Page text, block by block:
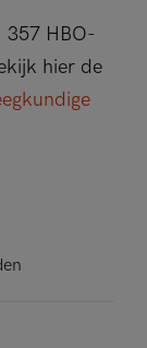
357 HBO-
hier de